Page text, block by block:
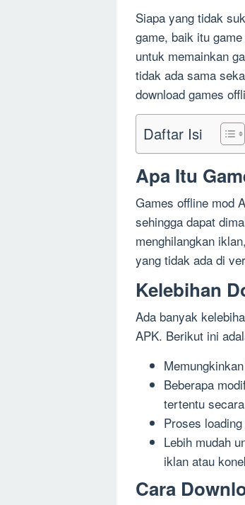
Siapa yang tidak
game, baik itu
untuk memainkan
tidak ada sama
download games
Daftar Isi
Apa Itu
Games offline mod
sehingga dapat
menghilangkan
yang tidak ada di
Kelebihan
Ada banyak
APK. Berikut ini
Beberapa
tertentu
Proses
Lebih mudah
iklan atau
Cara